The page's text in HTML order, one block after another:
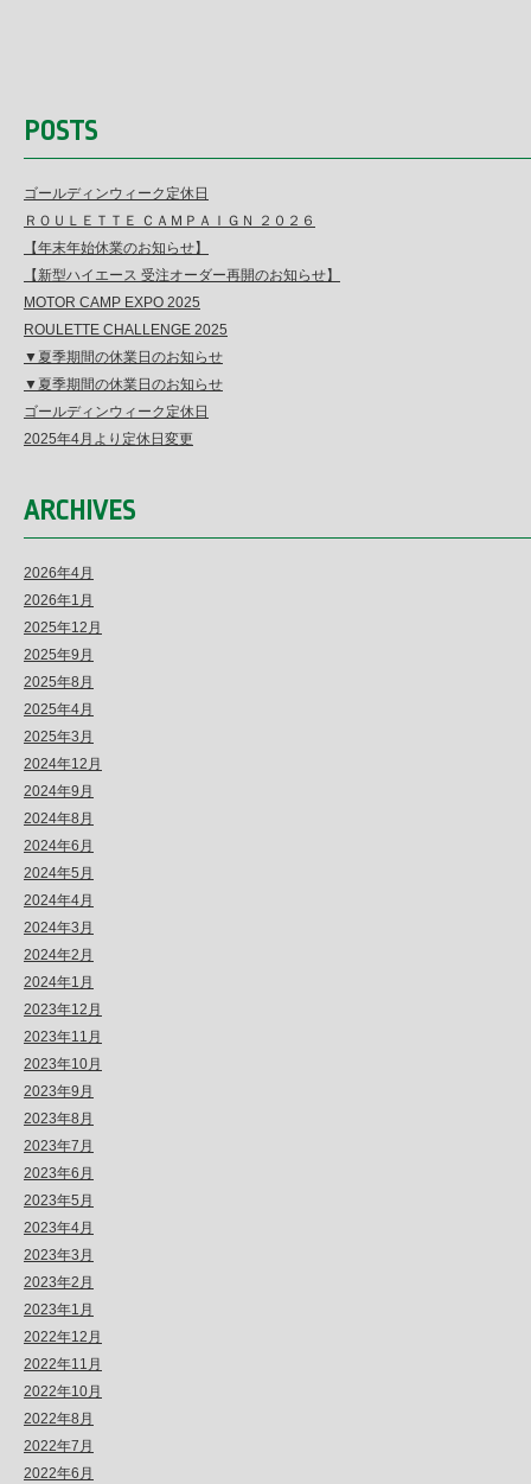
POSTS
ゴールディンウィーク定休日
ＲＯＵＬＥＴＴＥ ＣＡＭＰＡＩＧＮ ２０２６
【年末年始休業のお知らせ】
【新型ハイエース 受注オーダー再開のお知らせ】
MOTOR CAMP EXPO 2025
ROULETTE CHALLENGE 2025
▼夏季期間の休業日のお知らせ
▼夏季期間の休業日のお知らせ
ゴールディンウィーク定休日
2025年4月より定休日変更
ARCHIVES
2026年4月
2026年1月
2025年12月
2025年9月
2025年8月
2025年4月
2025年3月
2024年12月
2024年9月
2024年8月
2024年6月
2024年5月
2024年4月
2024年3月
2024年2月
2024年1月
2023年12月
2023年11月
2023年10月
2023年9月
2023年8月
2023年7月
2023年6月
2023年5月
2023年4月
2023年3月
2023年2月
2023年1月
2022年12月
2022年11月
2022年10月
2022年8月
2022年7月
2022年6月